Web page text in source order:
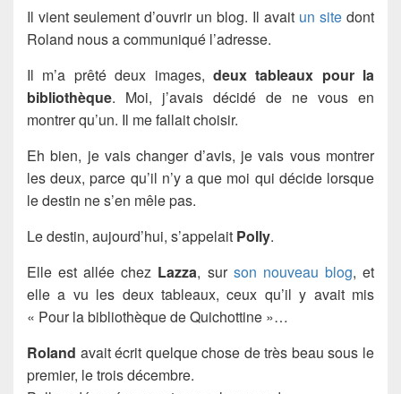
Il vient seulement d’ouvrir un blog. Il avait un site dont
Roland nous a communiqué l’adresse.
Il m’a prêté deux images, deux tableaux pour la
bibliothèque. Moi, j’avais décidé de ne vous en
montrer qu’un. Il me fallait choisir.
Eh bien, je vais changer d’avis, je vais vous montrer
les deux, parce qu’il n’y a que moi qui décide lorsque
le destin ne s’en mêle pas.
Le destin, aujourd’hui, s’appelait Polly.
Elle est allée chez Lazza, sur son nouveau blog, et
elle a vu les deux tableaux, ceux qu’il y avait mis
« Pour la bibliothèque de Quichottine »…
Roland avait écrit quelque chose de très beau sous le
premier, le trois décembre.